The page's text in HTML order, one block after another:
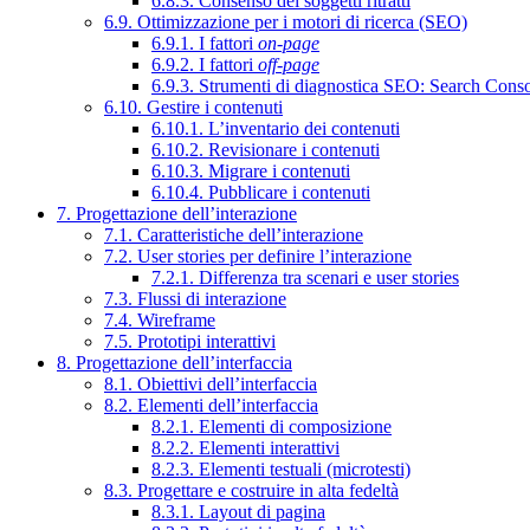
6.9. Ottimizzazione per i motori di ricerca (SEO)
6.9.1. I fattori on-page
6.9.2. I fattori off-page
6.9.3. Strumenti di diagnostica SEO: Search
6.10. Gestire i contenuti
6.10.1. L’inventario dei contenuti
6.10.2. Revisionare i contenuti
6.10.3. Migrare i contenuti
6.10.4. Pubblicare i contenuti
7. Progettazione dell’interazione
7.1. Caratteristiche dell’interazione
7.2. User stories per definire l’interazione
7.2.1. Differenza tra scenari e user stories
7.3. Flussi di interazione
7.4. Wireframe
7.5. Prototipi interattivi
8. Progettazione dell’interfaccia
8.1. Obiettivi dell’interfaccia
8.2. Elementi dell’interfaccia
8.2.1. Elementi di composizione
8.2.2. Elementi interattivi
8.2.3. Elementi testuali (microtesti)
8.3. Progettare e costruire in alta fedeltà
8.3.1. Layout di pagina